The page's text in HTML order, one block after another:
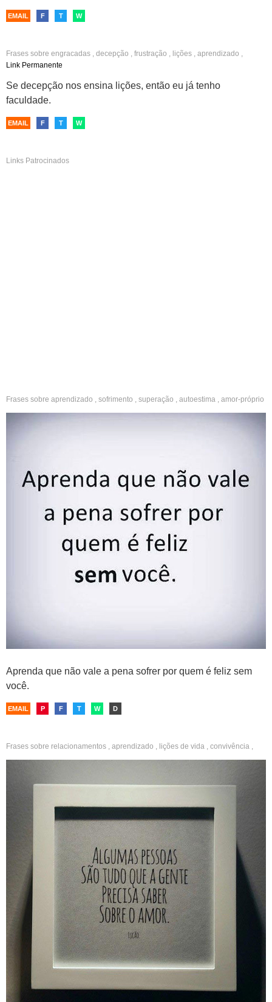
EMAIL F T W
Frases sobre engracadas , decepção , frustração , lições , aprendizado ,
crescimento,vida
Link Permanente
Se decepção nos ensina lições, então eu já tenho
faculdade.
EMAIL F T W
Links Patrocinados
Frases sobre aprendizado , sofrimento , superação , autoestima , amor-próprio
Aprenda que não vale a pena sofrer por quem é feliz sem
você.
EMAIL P F T W D
Frases sobre relacionamentos , aprendizado , lições de vida , convivência ,